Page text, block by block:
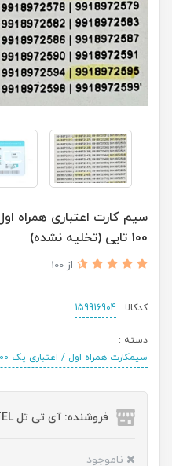
100 تایی (تخلیه نشده)
از 100
کدکالا : 159916904
دسته :
سیمکارت همراه اول / اعتباری پک 100 تایی پلمپ به همراه پوکه 4G
فروشنده: آی تی تل I.T.TEL
ناموجود